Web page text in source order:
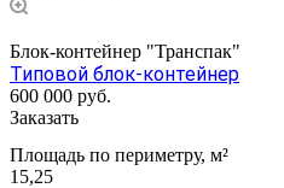
Блок-контейнер "Транспак"
Типовой блок-контейнер
600 000 руб.
Заказать
Площадь по периметру, м²
15,25